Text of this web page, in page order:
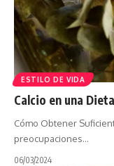
ESTILO DE VIDA
Calcio en una
Cómo Obtener
preocupaciones…
06/03/2024